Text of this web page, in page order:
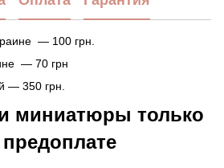
— 100 грн.
— 70 грн
— 350 грн.
миниатюры только